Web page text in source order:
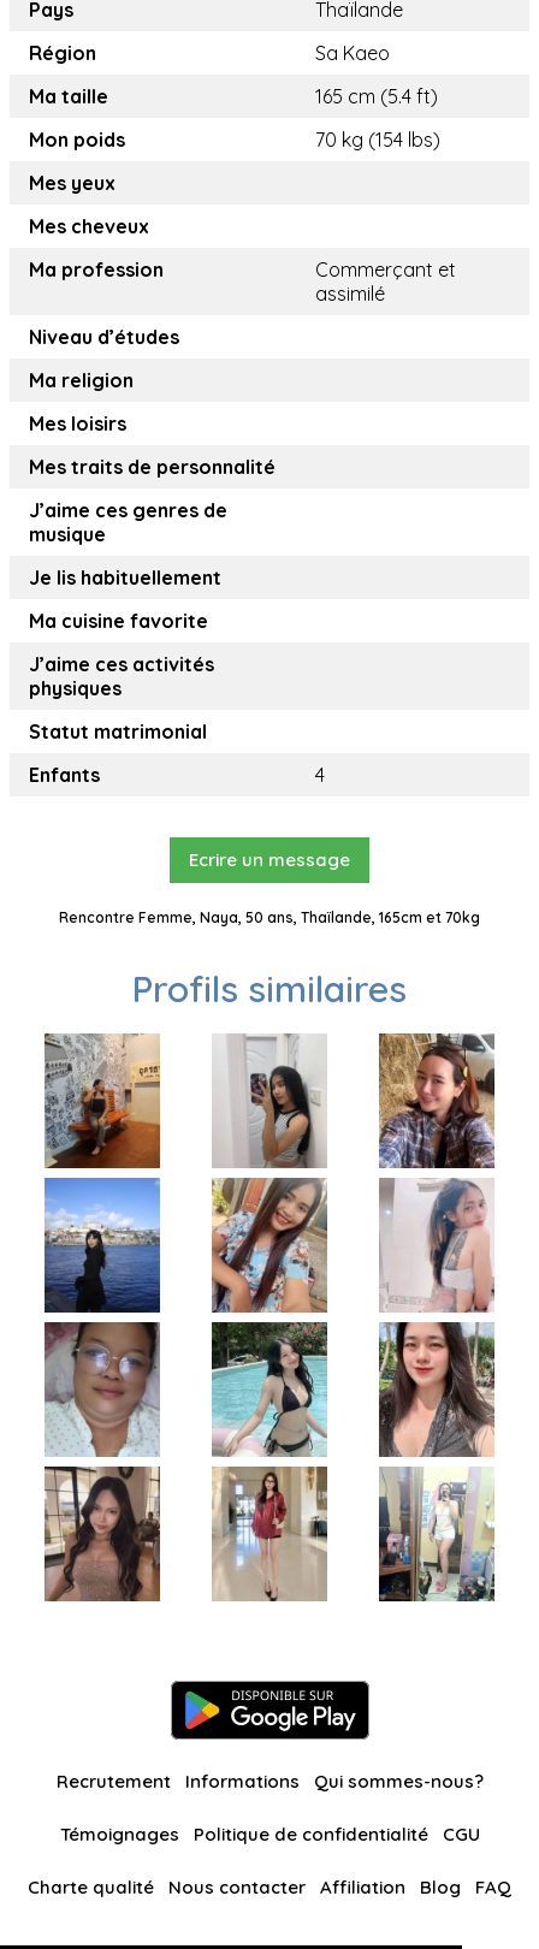
Pays
Thaïlande
Région
Sa Kaeo
Ma taille
165 cm (5.4 ft)
Mon poids
70 kg (154 lbs)
Mes yeux
Mes cheveux
Ma profession
Commerçant et
assimilé
Niveau d’études
Ma religion
Mes loisirs
Mes traits de personnalité
J’aime ces genres de
musique
Je lis habituellement
Ma cuisine favorite
J’aime ces activités
physiques
Statut matrimonial
Enfants
4
Ecrire un message
Rencontre Femme, Naya, 50 ans, Thaïlande, 165cm et 70kg
Profils similaires
Recrutement Informations Qui sommes-nous?
Témoignages Politique de confidentialité CGU
Charte qualité Nous contacter Affiliation Blog FAQ